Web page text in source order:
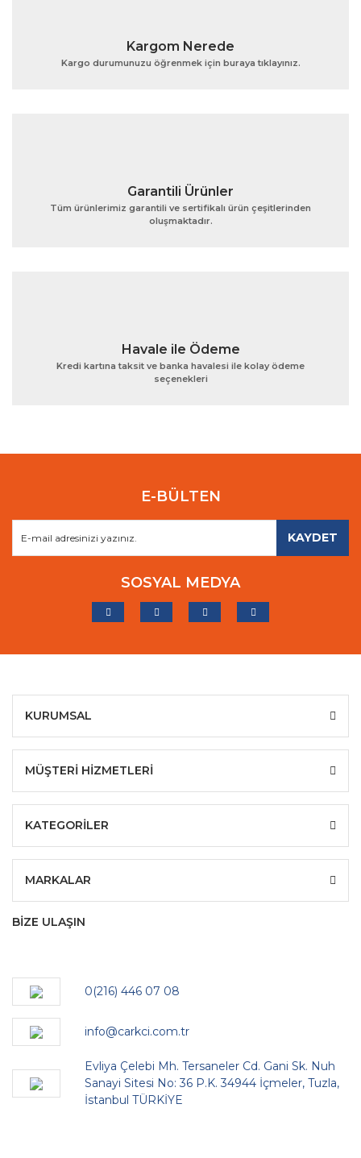
Ürün açıklamasında eksik bilgiler bulunuyor.
Gönder
Kargom Nerede
Kargo durumunuzu öğrenmek için buraya tıklayınız.
Garantili Ürünler
Tüm ürünlerimiz garantili ve sertifikalı ürün çeşitlerinden
oluşmaktadır.
Havale ile Ödeme
Kredi kartına taksit ve banka havalesi ile kolay ödeme
seçenekleri
E-BÜLTEN
KAYDET
SOSYAL MEDYA
KURUMSAL
MÜŞTERİ HİZMETLERİ
KATEGORİLER
MARKALAR
BİZE ULAŞIN
0(216) 446 07 08
info@carkci.com.tr
Evliya Çelebi Mh. Tersaneler Cd. Gani Sk. Nuh
Sanayi Sitesi No: 36 P.K. 34944 İçmeler, Tuzla,
İstanbul TÜRKİYE